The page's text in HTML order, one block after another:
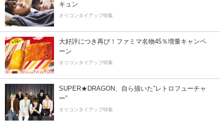
キュン
オリコンタイアップ特集
大好評につき再び！ファミマ名物45％増量キャンペ
ーン
オリコンタイアップ特集
SUPER★DRAGON、自ら描いた”レトロフューチャ
ー”
オリコンタイアップ特集